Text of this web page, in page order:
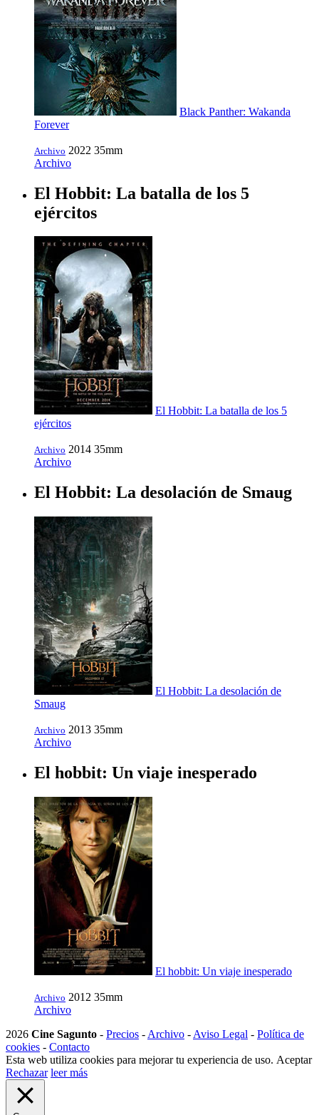
Black Panther: Wakanda
Forever
Archivo 2022 35mm
Archivo
El Hobbit: La batalla de los 5
ejércitos
El Hobbit: La batalla de los 5
ejércitos
Archivo 2014 35mm
Archivo
El Hobbit: La desolación de Smaug
El Hobbit: La desolación de
Smaug
Archivo 2013 35mm
Archivo
El hobbit: Un viaje inesperado
El hobbit: Un viaje inesperado
Archivo 2012 35mm
Archivo
2026 Cine Sagunto - Precios - Archivo - Aviso Legal - Política de
cookies - Contacto
Esta web utiliza cookies para mejorar tu experiencia de uso. Aceptar
Rechazar leer más